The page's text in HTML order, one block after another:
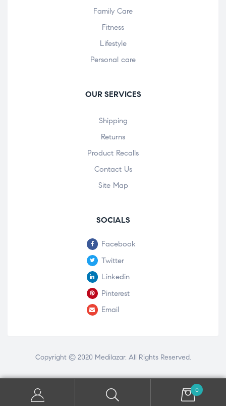
Family Care
Fitness
Lifestyle
Personal care
OUR SERVICES
Shipping
Returns
Product Recalls
Contact Us
Site Map
SOCIALS
Facebook
Twitter
Linkedin
Pinterest
Email
Copyright © 2020 Medilazar. All Rights Reserved.
0